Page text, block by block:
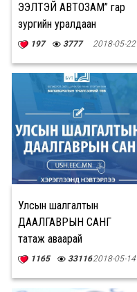
ЭЭЛТЭЙ АВТОЗАМ” гар
зургийн уралдаан
зарлагдлаа
197 3777 2018-05-22
Улсын шалгалтын
ДААЛГАВРЫН САНГ
татаж аваарай
1165 331162018-05-14